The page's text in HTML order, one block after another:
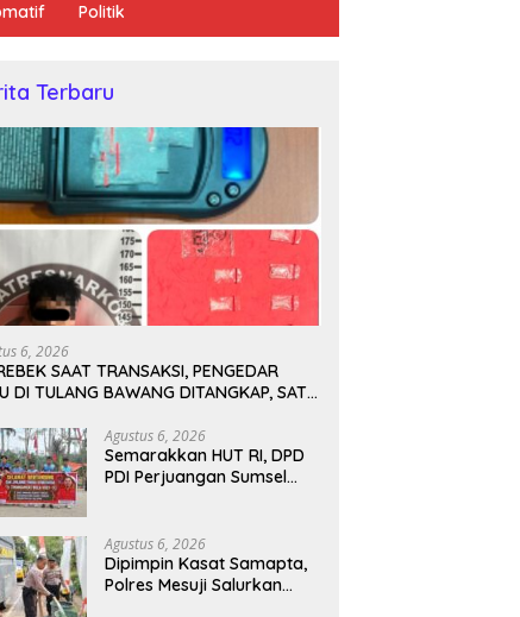
Politik
Terbaru
6, 2026
SAAT TRANSAKSI, PENGEDAR
DI TULANG BAWANG DITANGKAP, SATU
Agustus 6, 2026
Semarakkan HUT RI, DPD
PDI Perjuangan Sumsel
Agustus 6, 2026
Dipimpin Kasat Samapta,
Polres Mesuji Salurkan